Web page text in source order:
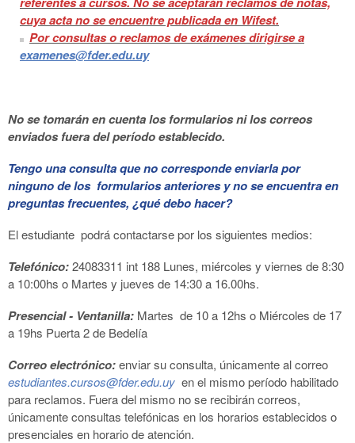
cuya acta no se encuentre publicada en Wifest.
Por consultas o reclamos de exámenes dirigirse a
examenes@fder.edu.uy
No se tomarán en cuenta los formularios ni los correos
enviados fuera del período establecido.
Tengo una consulta que no corresponde enviarla por
ninguno de los formularios anteriores y no se encuentra en
preguntas frecuentes, ¿qué debo hacer?
El estudiante podrá contactarse por los siguientes medios:
Telefónico:24083311 int 188 Lunes, miércoles y viernes de 8:30
a 10:00hs o Martes y jueves de 14:30 a 16.00hs.
Presencial - Ventanilla: Martes de 10 a 12hs o Miércoles de 17
a 19hs Puerta 2 de Bedelía
Correo electrónico:enviar su consulta, únicamente al correo
estudiantes.cursos@fder.edu.uy en el mismo período habilitado
para reclamos. Fuera del mismo no se recibirán correos,
únicamente consultas telefónicas en los horarios establecidos o
presenciales en horario de atención.